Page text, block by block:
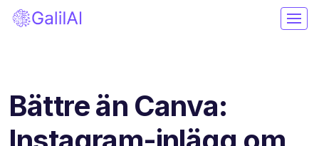
Bättre än Canva: